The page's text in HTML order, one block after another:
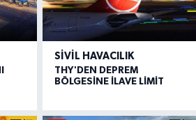
SIVIL HAVACILIK
THY'DEN DEPREM
BÖLGESİNE İLAVE LİMİT